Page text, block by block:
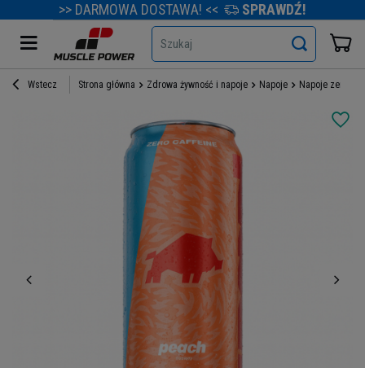
>> DARMOWA DOSTAWA! << SPRAWDŹ!
Szukaj
Wstecz Strona główna Zdrowa żywność i napoje Napoje Napoje zero